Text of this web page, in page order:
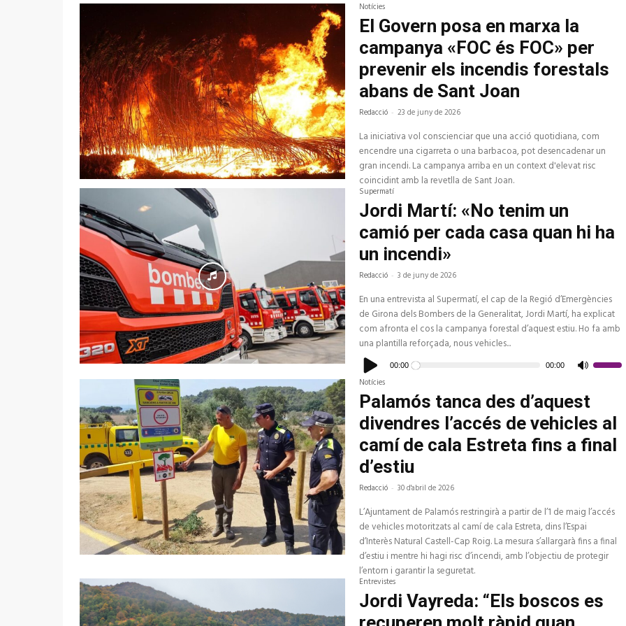
cap
avall
per
Notícies
El Govern posa en marxa la
campanya «FOC és FOC» per
prevenir els incendis forestals
abans de Sant Joan
Redacció - 23 de juny de 2026
La iniciativa vol conscienciar que una acció quotidiana, com
encendre una cigarreta o una barbacoa, pot desencadenar un
gran incendi. La campanya arriba en un context d'elevat risc
coincidint amb la revetlla de Sant Joan.
Supermatí
Jordi Martí: «No tenim un
camió per cada casa quan hi ha
un incendi»
Redacció - 3 de juny de 2026
En una entrevista al Supermatí, el cap de la Regió d’Emergències
de Girona dels Bombers de la Generalitat, Jordi Martí, ha explicat
com afronta el cos la campanya forestal d’aquest estiu. Ho fa amb
una plantilla reforçada, nous vehicles...
Reproductor
d'àudio00:00 00:00
Feu
cap
amunt/
avall
per
Notícies
Palamós tanca des d’aquest
divendres l’accés de vehicles al
camí de cala Estreta fins a final
d’estiu
Redacció - 30 d'abril de 2026
L’Ajuntament de Palamós restringirà a partir de l’1 de maig l’accés
de vehicles motoritzats al camí de cala Estreta, dins l’Espai
d’Interès Natural Castell-Cap Roig. La mesura s’allargarà fins a final
d’estiu i mentre hi hagi risc d’incendi, amb l’objectiu de protegir
l’entorn i garantir la seguretat.
Entrevistes
Jordi Vayreda: “Els boscos es